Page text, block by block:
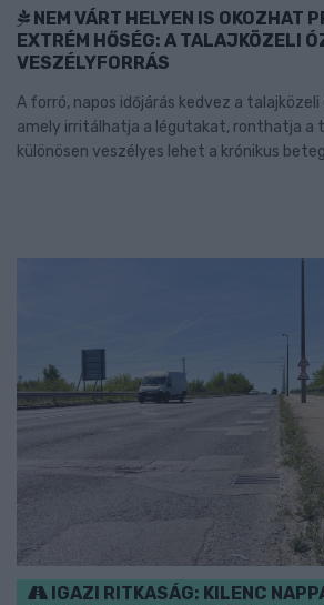
NEM VÁRT HELYEN IS OKOZHAT
EXTRÉM HŐSÉG: A TALAJKÖZELI
VESZÉLYFORRÁS
A forró, napos időjárás kedvez a talajközeli
amely irritálhatja a légutakat, ronthatja a
különösen veszélyes lehet a krónikus
IGAZI RITKASÁG: KILENC